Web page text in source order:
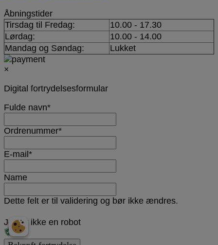
Åbningstider
Tirsdag til Fredag:
10.00 - 17.30
Lørdag:
10.00 - 14.00
Mandag og Søndag:
Lukket
×
Digital fortrydelsesformular
Fulde navn*
Ordrenummer*
E-mail*
Name
Dette felt er til validering og bør ikke ændres.
Jeg er ikke en robot